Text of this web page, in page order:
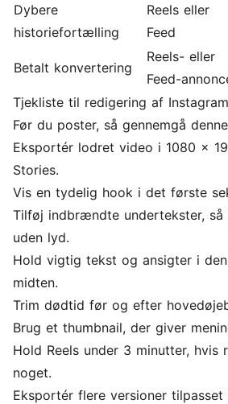
Dybere
historiefortælling
Reels eller
Feed
Betalt konvertering
Reels- eller
Feed-
Tjekliste til redigering af
Før du poster, så gennemgå
Eksportér lodret video i 1080 x
Stories.
Vis en tydelig hook i det første
Tilføj indbrændte undertekster, så
uden lyd.
Hold vigtig tekst og ansigter i
midten.
Trim dødtid før og efter
Brug et thumbnail, der giver
Hold Reels under 3 minutter,
noget.
Eksportér flere versioner tilpasset